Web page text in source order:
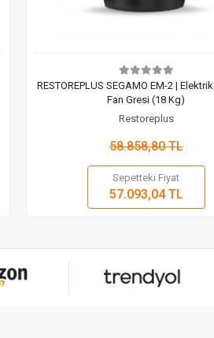
RESTOREPLUS SEGAMO EM-2 |
Fan Gresi (18 Kg)
Restoreplus
58.858,80 TL
Sepetteki Fiyat
57.093,04 TL
Adet
Sepete Ekle